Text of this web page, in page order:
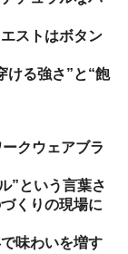
ストはボタン
ける強さ”と“飽
クウェアブラ
”という言葉さ
くりの現場に
味わいを増す